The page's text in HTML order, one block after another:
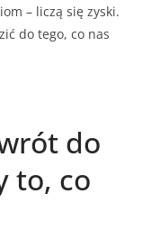
– liczą się zyski.
do tego, co nas
do
to, co